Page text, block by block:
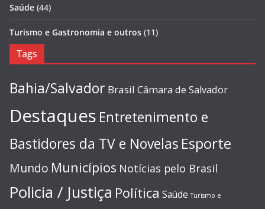
Saúde (44)
Turismo e Gastronomia e outros (11)
Tags
Bahia/Salvador Brasil Câmara de Salvador
Destaques Entretenimento e
Bastidores da TV e Novelas Esporte
Mundo Municípios Notícias pelo Brasil
Policia / Justiça Política Saúde Turismo e